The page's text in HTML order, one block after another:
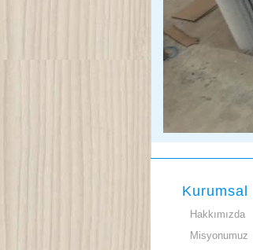
Kurumsal
Hakkımızda
Misyonumuz